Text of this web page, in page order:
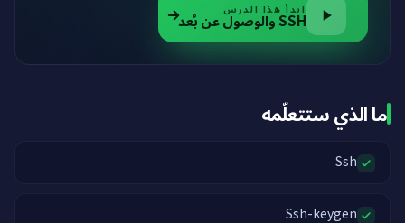
ابدأ هذا الدرس
SSH والوصول عن بُعد
ما الذي ستتعلّمه
Ssh
Ssh-keygen